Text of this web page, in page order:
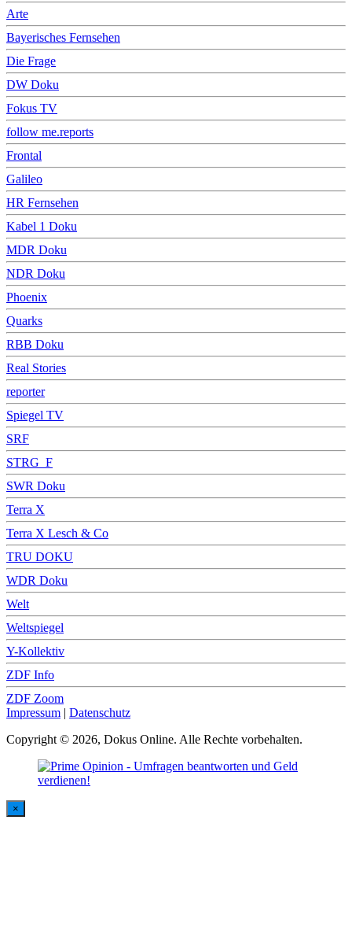
Arte
Bayerisches Fernsehen
Die Frage
DW Doku
Fokus TV
follow me.reports
Frontal
Galileo
HR Fernsehen
Kabel 1 Doku
MDR Doku
NDR Doku
Phoenix
Quarks
RBB Doku
Real Stories
reporter
Spiegel TV
SRF
STRG_F
SWR Doku
Terra X
Terra X Lesch & Co
TRU DOKU
WDR Doku
Welt
Weltspiegel
Y-Kollektiv
ZDF Info
ZDF Zoom
Impressum | Datenschutz
Copyright © 2026, Dokus Online. Alle Rechte vorbehalten.
×